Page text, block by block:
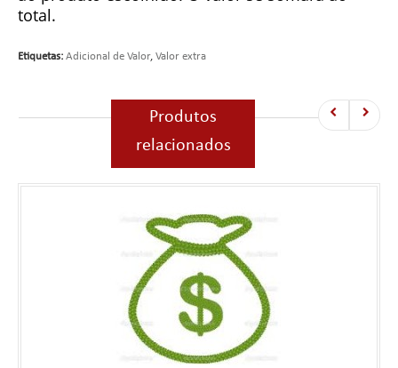
total.
Etiquetas: Adicional de Valor, Valor extra
Produtos
relacionados